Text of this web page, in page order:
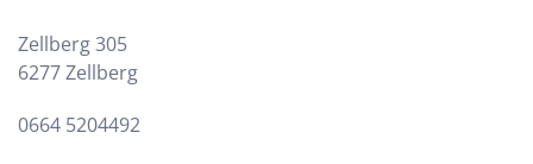
Zellberg 305
6277 Zellberg
0664 5204492